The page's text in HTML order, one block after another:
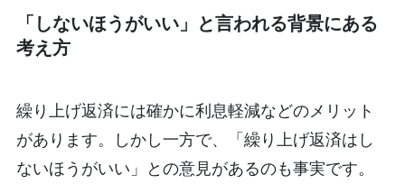
「しないほうがいい」と言われる背景にある
考え方
繰り上げ返済には確かに利息軽減などのメリット
があります。しかし一方で、「繰り上げ返済はし
ないほうがいい」との意見があるのも事実です。